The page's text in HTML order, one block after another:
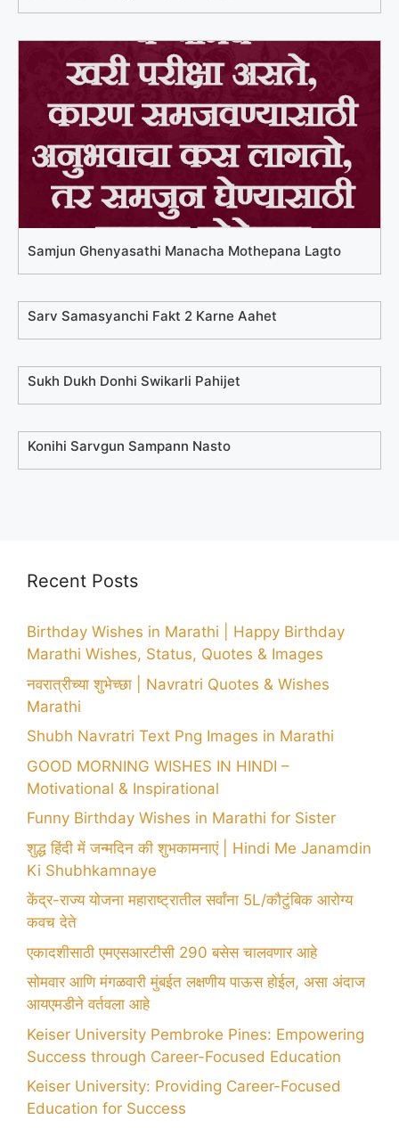
Samjun Ghenyasathi Manacha Mothepana Lagto
Sarv Samasyanchi Fakt 2 Karne Aahet
Sukh Dukh Donhi Swikarli Pahijet
Konihi Sarvgun Sampann Nasto
Recent Posts
Birthday Wishes in Marathi | Happy Birthday
Marathi Wishes, Status, Quotes & Images
नवरात्रीच्या शुभेच्छा | Navratri Quotes & Wishes
Marathi
Shubh Navratri Text Png Images in Marathi
GOOD MORNING WISHES IN HINDI –
Motivational & Inspirational
Funny Birthday Wishes in Marathi for Sister
शुद्ध हिंदी में जन्मदिन की शुभकामनाएं | Hindi Me Janamdin
Ki Shubhkamnaye
केंद्र-राज्य योजना महाराष्ट्रातील सर्वांना 5L/कौटुंबिक आरोग्य
कवच देते
एकादशीसाठी एमएसआरटीसी 290 बसेस चालवणार आहे
सोमवार आणि मंगळवारी मुंबईत लक्षणीय पाऊस होईल, असा अंदाज
आयएमडीने वर्तवला आहे
Keiser University Pembroke Pines: Empowering
Success through Career-Focused Education
Keiser University: Providing Career-Focused
Education for Success